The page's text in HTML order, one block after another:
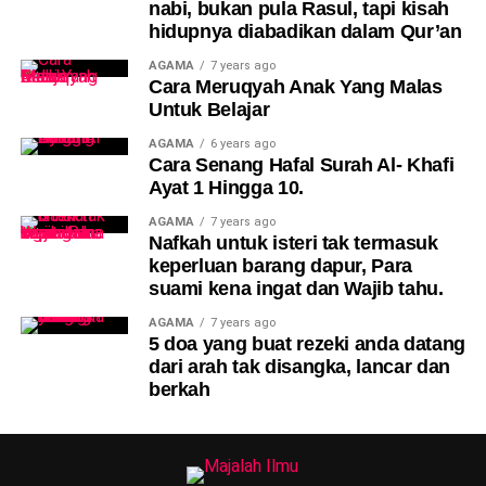
130
Dalam keadaan terdesak, bapa itu memberanikan diri
merupakan ahli Jawatankuasa Pelawat Hospital Sungai
Buloh serta seorang Rotarian.
Katanya, ini bukan soal maruah — ini soal masa depan
“Dulu saya sendiri satu-
satunya pelajar Cina
dalam kelas semasa
belajar Form 6 di
Cha’ah. Saya rasa
bagus kalau anak saya
boleh belajar budaya
lain. Kita satu
Malaysia,” katanya.
nabi, bukan pula Rasul, tapi kisah
hidupnya diabadikan dalam Qur’an
AGAMA 7 years ago
Cara Meruqyah Anak Yang Malas
Untuk Belajar
AGAMA 6 years ago
Cara Senang Hafal Surah Al- Khafi
Ayat 1 Hingga 10.
AGAMA 7 years ago
Nafkah untuk isteri tak termasuk
keperluan barang dapur, Para
suami kena ingat dan Wajib tahu.
AGAMA 7 years ago
5 doa yang buat rezeki anda datang
dari arah tak disangka, lancar dan
berkah